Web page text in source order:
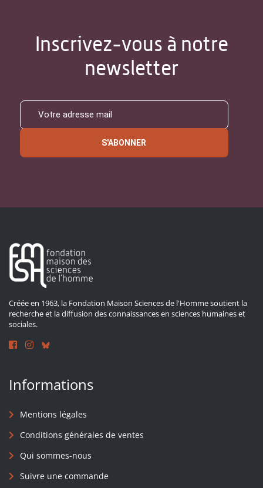
Inscrivez-vous à notre
newsletter
S'ABONNER
Créée en 1963, la Fondation Maison Sciences de l'Homme soutient la
recherche et la diffusion des connaissances en sciences humaines et
sociales.
Informations
Mentions légales
Conditions générales de ventes
Qui sommes-nous
Suivre une commande